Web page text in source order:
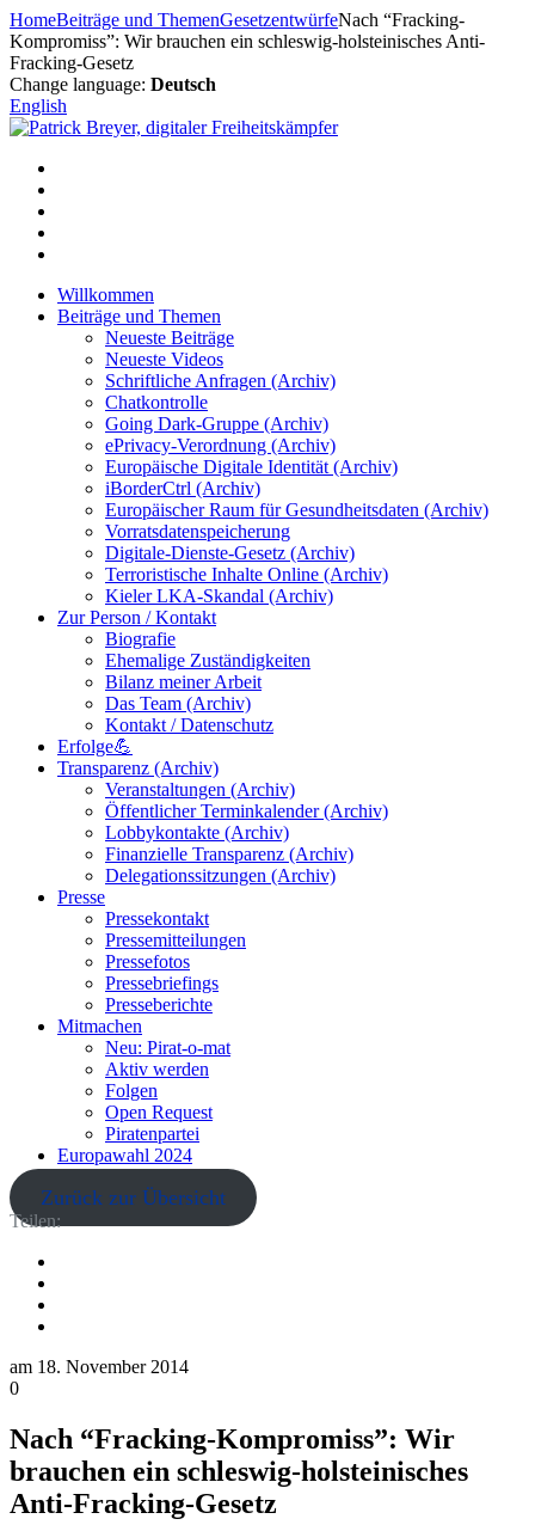
Zum
Inhalt
springen
HomeBeiträge und ThemenGesetzentwürfeNach “Fracking-
Kompromiss”: Wir brauchen ein schleswig-holsteinisches Anti-
Fracking-Gesetz
Change language: Deutsch
English
Willkommen
Beiträge und Themen
Neueste Beiträge
Neueste Videos
Schriftliche Anfragen (Archiv)
Chatkontrolle
Going Dark-Gruppe (Archiv)
ePrivacy-Verordnung (Archiv)
Europäische Digitale Identität (Archiv)
iBorderCtrl (Archiv)
Europäischer Raum für Gesundheitsdaten (Archiv)
Vorratsdatenspeicherung
Digitale-Dienste-Gesetz (Archiv)
Terroristische Inhalte Online (Archiv)
Kieler LKA-Skandal (Archiv)
Zur Person / Kontakt
Biografie
Ehemalige Zuständigkeiten
Bilanz meiner Arbeit
Das Team (Archiv)
Kontakt / Datenschutz
Erfolge💪
Transparenz (Archiv)
Veranstaltungen (Archiv)
Öffentlicher Terminkalender (Archiv)
Lobbykontakte (Archiv)
Finanzielle Transparenz (Archiv)
Delegationssitzungen (Archiv)
Presse
Pressekontakt
Pressemitteilungen
Pressefotos
Pressebriefings
Presseberichte
Mitmachen
Neu: Pirat-o-mat
Aktiv werden
Folgen
Open Request
Piratenpartei
Europawahl 2024
Zurück zur Übersicht
Teilen:
am 18. November 2014
0
Nach “Fracking-Kompromiss”: Wir
brauchen ein schleswig-holsteinisches
Anti-Fracking-Gesetz